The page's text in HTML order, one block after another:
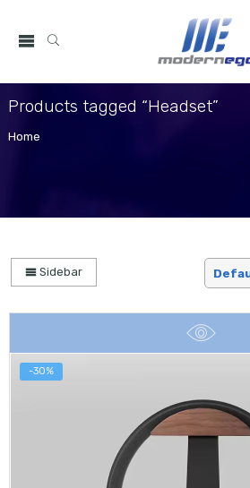
Products tagged “Headset”
Home
Sidebar
-30%